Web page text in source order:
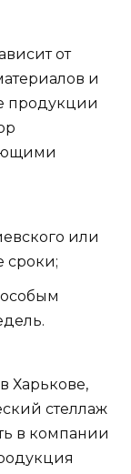
от
и
продукции
или
сроки;
Харькове,
стеллаж
в компании